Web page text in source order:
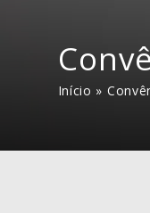
Início »